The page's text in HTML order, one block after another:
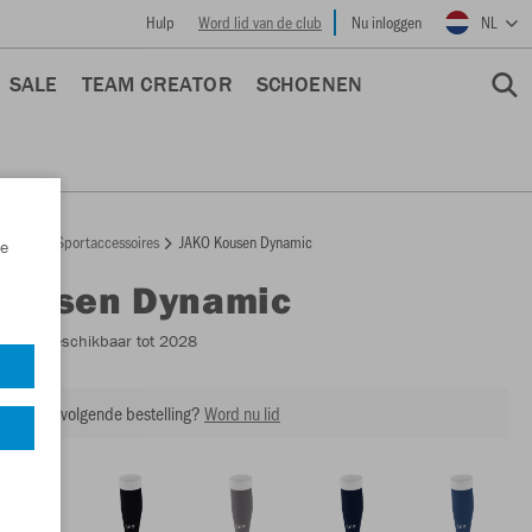
Hulp Word lid van de club Nu inloggen NL
SALE TEAM CREATOR SCHOENEN
Sportaccessoires JAKO Kousen Dynamic
Kousen Dynamic
- Beschikbaar tot 2028
op je volgende bestelling?Word nu lid